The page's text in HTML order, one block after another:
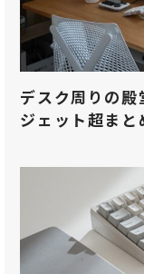
デスク周りの
ジェット超まと